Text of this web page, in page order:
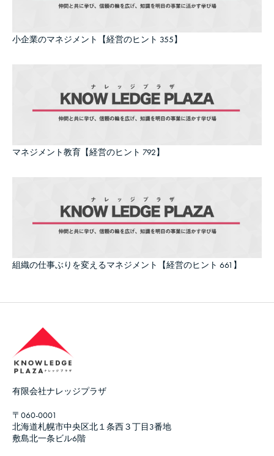
小企業のマネジメント【経営のヒント 355】
マネジメント教育【経営のヒント 792】
組織の仕事ぶりを変えるマネジメント【経営のヒント 661】
有限会社ナレッジプラザ
〒060-0001
北海道札幌市中央区北１条西３丁目3番地
敷島北一条ビル6階